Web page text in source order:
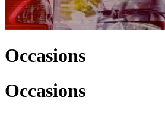
Occasions
Occasions